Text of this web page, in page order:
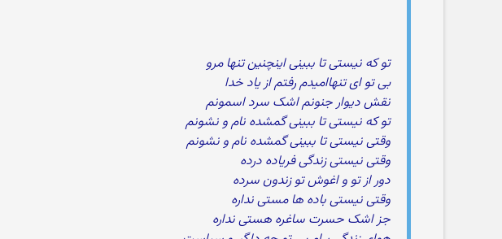
تو که نیستی تا ببینی اینچنین تنها مرو
بی تو ای تنهاامیدم رفتم از یاد خدا
نقش دیوار جنونم اشک سرد اسمونم
تو که نیستی تا ببینی گمشده نام و نشونم
وقتی نیستی تا ببینی گمشده نام و نشونم
وقتی نیستی زندگی فریاده درده
دور از تو و اغوش تو زندون سرده
وقتی نیستی باده ها مستی نداره
جز اشک حسرت ساغره هستی نداره